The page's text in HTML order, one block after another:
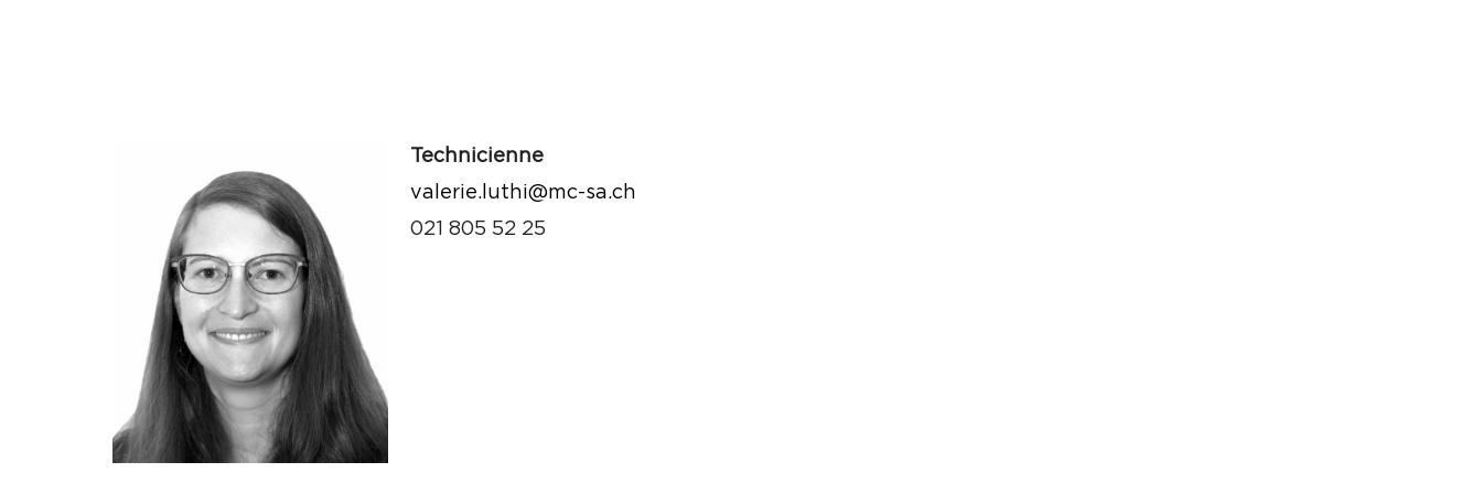
Technicienne
valerie.luthi@mc-sa.ch
021 805 52 25